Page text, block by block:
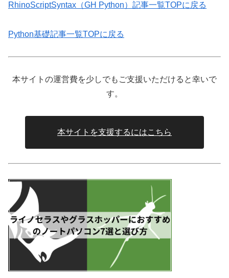
RhinoScriptSyntax（GH Python）記事一覧TOPに戻る
Python基礎記事一覧TOPに戻る
本サイトの運営費を少しでもご支援いただけると幸いで
す。
本サイトを支援するにはこちら